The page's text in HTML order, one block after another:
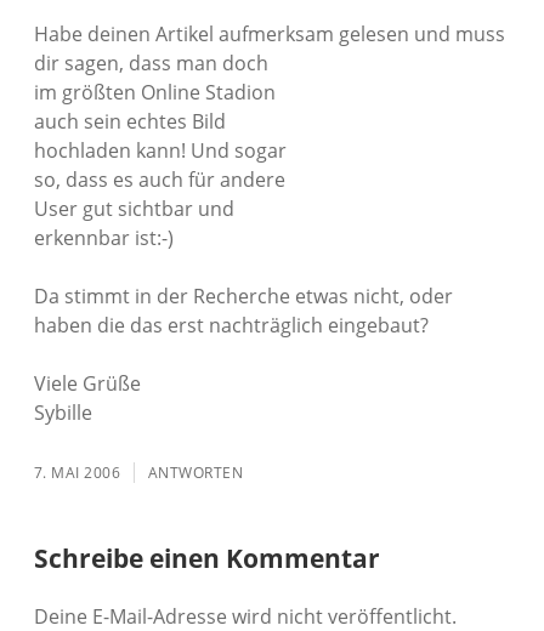
Habe deinen Artikel aufmerksam gelesen und muss
dir sagen, dass man doch
im größten Online Stadion
auch sein echtes Bild
hochladen kann! Und sogar
so, dass es auch für andere
User gut sichtbar und
erkennbar ist:-)
Da stimmt in der Recherche etwas nicht, oder
haben die das erst nachträglich eingebaut?
Viele Grüße
Sybille
7. MAI 2006 ANTWORTEN
Schreibe einen Kommentar
Deine E-Mail-Adresse wird nicht veröffentlicht.